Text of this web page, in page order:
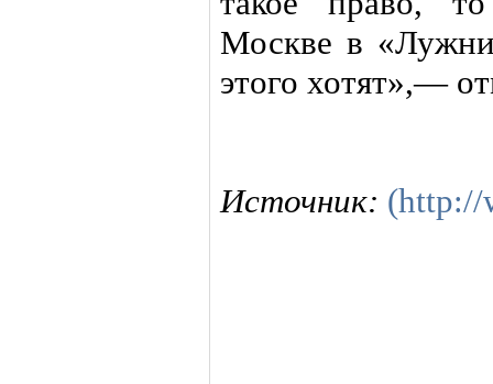
Москве в
этого хотят»,—
Источник: (http://